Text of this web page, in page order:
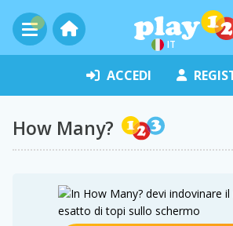
IT
ACCEDI
How Many?